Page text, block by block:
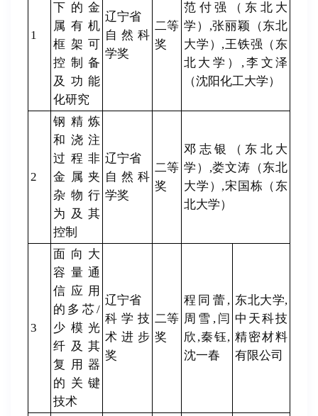
1
下的金
属有机
框架可
控制备
及功能
化研究
辽宁省
自然科
学奖
二等
奖
范付强（东北大
学）,张丽颖（东北
大学）,王铁强（东
北大学）,李文泽
（沈阳化工大学）
2
钢精炼
和浇注
过程非
金属夹
杂物行
为及其
控制
辽宁省
自然科
学奖
二等
奖
邓志银（东北大
学）,娄文涛（东北
大学）,宋国栋（东
北大学）
3
面向大
容量通
信应用
的多芯/
少模光
纤及其
复用器
的关键
技术
辽宁省
科学技
术进步
奖
二等
奖
程同蕾,
周雪,闫
欣,秦钰,
沈一春
东北大学,
中天科技
精密材料
有限公司